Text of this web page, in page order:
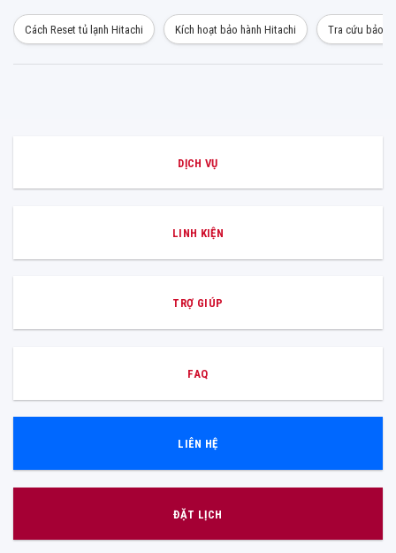
Cách Reset tủ lạnh Hitachi Kích hoạt bảo hành Hitachi Tra cứu bảo
DỊCH VỤ
LINH KIỆN
TRỢ GIÚP
FAQ
LIÊN HỆ
ĐẶT LỊCH